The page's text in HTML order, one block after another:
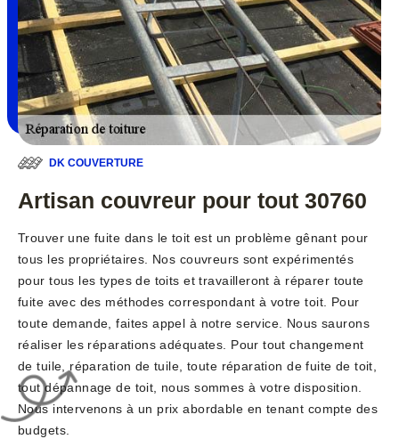
DK COUVERTURE
Artisan couvreur pour tout 30760
Trouver une fuite dans le toit est un problème gênant pour
tous les propriétaires. Nos couvreurs sont expérimentés
pour tous les types de toits et travailleront à réparer toute
fuite avec des méthodes correspondant à votre toit. Pour
toute demande, faites appel à notre service. Nous saurons
réaliser les réparations adéquates. Pour tout changement
de tuile, réparation de tuile, toute réparation de fuite de toit,
tout dépannage de toit, nous sommes à votre disposition.
Nous intervenons à un prix abordable en tenant compte des
budgets.